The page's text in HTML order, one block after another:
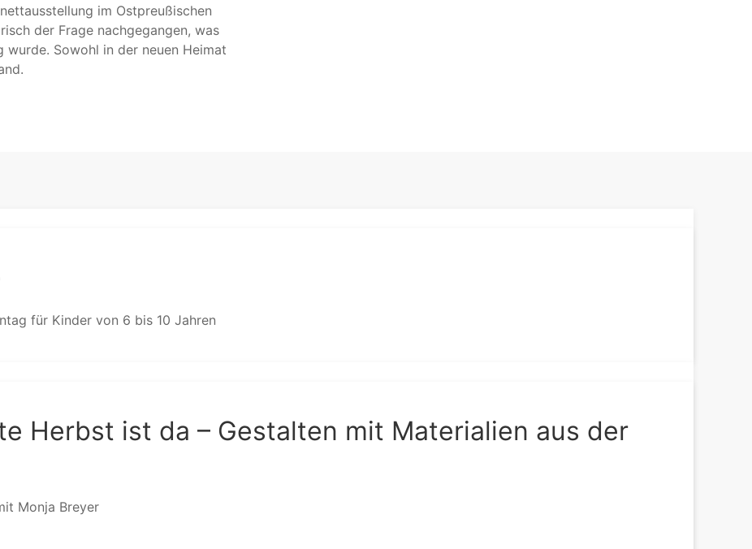
im Ostpreußischen
der Frage nachgegangen, was
wurde. Sowohl in der neuen Heimat
für Kinder von 6 bis 10 Jahren
Herbst ist da – Gestalten mit Materialien aus der
Monja Breyer